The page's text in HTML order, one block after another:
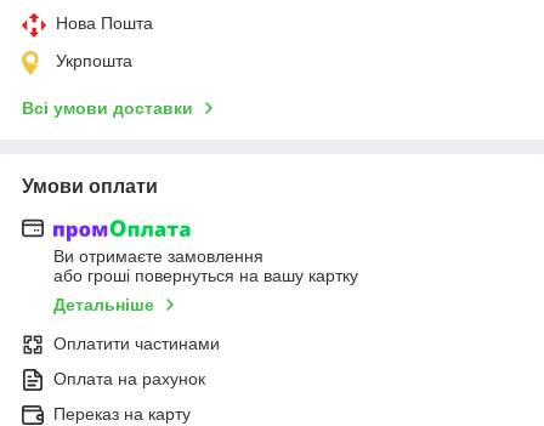
Нова Пошта
Укрпошта
Всі умови доставки
Умови оплати
Ви отримаєте замовлення
або гроші повернуться на вашу картку
Детальніше
Оплатити частинами
Оплата на рахунок
Переказ на карту